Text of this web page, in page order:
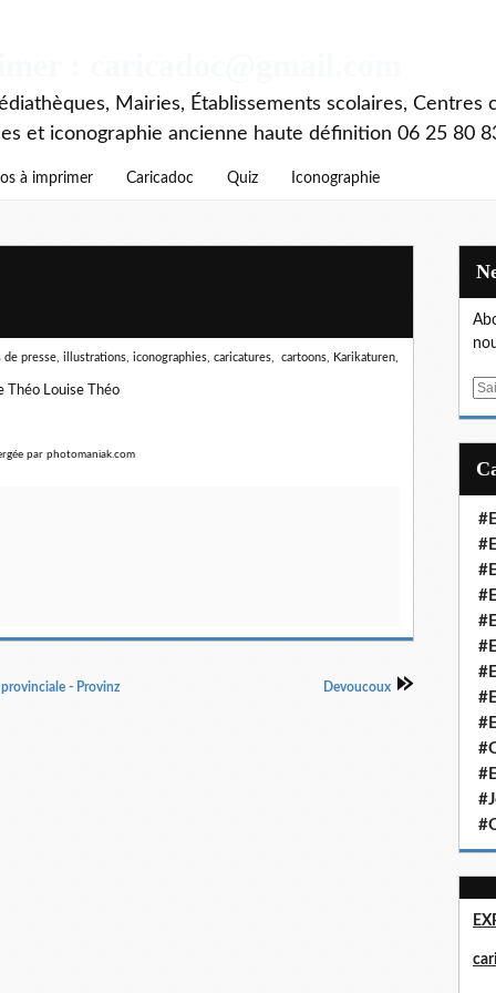
Mairies, Établissements scolaires, Centres
et iconographie ancienne haute définition 06 25 80
à imprimer Caricadoc Quiz Iconographie
presse, illustrations, iconographies, caricatures, cartoons, Karikaturen,
Théo Louise Théo
- Provinz Devoucoux
E